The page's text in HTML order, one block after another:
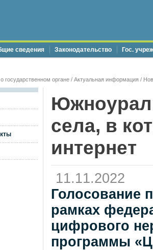
сведения Законодательство Гос.
государственном органе / Актуальная информация /
села, в
интернет
11.11.2022
Голосование
рамках
цифрового
программы